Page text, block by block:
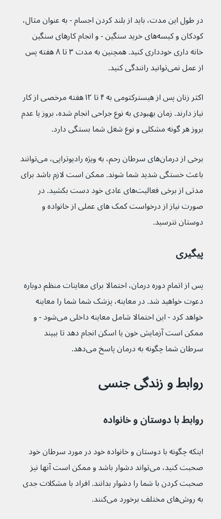
در طول این مدت، باید از بلند کردن اجسام - به عنوان مثال،
کودکان و کیسه‌های خرید سنگین - و انجام کارهای سنگین
خانه داری خودداری کنید. همچنین به مدت ۳ تا ۸ هفته پس
از عمل نمی‌توانید رانندگی کنید.
اکثر زنان پس از هیسترکتومی به ۴ تا ۱۲ هفته مرخصی از کار
نیاز دارند. زمان بهبودی به نوع جراحی انجام شده، بروز یا عدم
بروز هر گونه مشکلی و نوع شغل شما بستگی دارد.
برخی از درمان‌های سرطان رحم، به ویژه رادیوتراپی، می‌توانند
باعث خستگی شدید شما شوند. ممکن است لازم باشد برای
مدتی از برخی فعالیت‌های عادی خود دست بکشید. در
صورت نیاز از درخواست کمک های عملی از خانواده و
دوستان نترسید.
پیگیری
پس از اتمام دوره درمان، احتمالا برای معاینات منظم دوباره
دعوت خواهید شد. در معاینه، پزشک شما شما را معاینه
خواهد کرد - این احتمالا شامل معاینه داخلی می‌شود - و
ممکن است آزمایش خون یا اسکن انجام دهد تا ببیند
سرطان شما چگونه به درمان پاسخ می‌دهد.
روابط و زندگی جنسی
روابط با دوستان و خانواده
اینکه چگونه با دوستان و خانواده خود در مورد سرطان خود
صحبت کنید، می‌تواند دشوار باشد و ممکن است آنها نیز
صحبت کردن با شما را دشوار بدانند. افراد با مشکلات جدی
به روش‌های مختلف برخورد می‌کنند.